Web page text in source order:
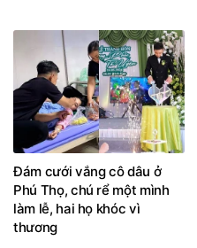
Đám cưới vắng cô dâu ở
Phú Thọ, chú rể một mình
làm lễ, hai họ khóc vì
thương